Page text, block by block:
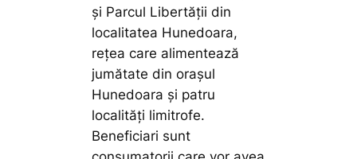
și Parcul Libertății din
localitatea Hunedoara,
rețea care alimentează
jumătate din orașul
Hunedoara și patru
localități limitrofe.
Beneficiari sunt